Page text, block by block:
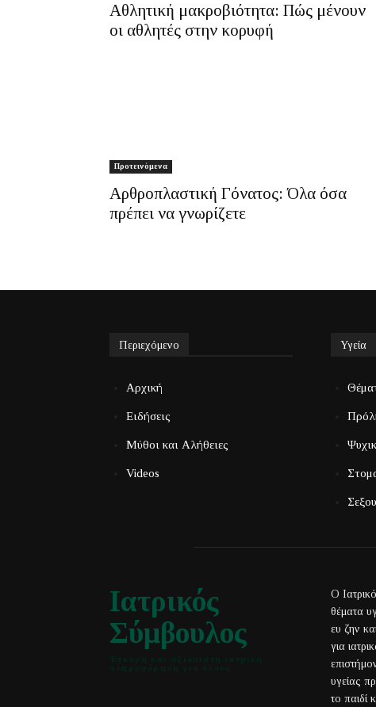
Αθλητική μακροβιότητα: Πώς μένουν
οι αθλητές στην κορυφή
Προτεινόμενα
Αρθροπλαστική Γόνατος: Όλα όσα
πρέπει να γνωρίζετε
Περιεχόμενο
Αρχική
Ειδήσεις
Μύθοι και Αλήθειες
Videos
Υγεία
Ιατρικός
Σύμβουλος
Ο
θέματα
ευ ζην
για
υγείας
το παιδί